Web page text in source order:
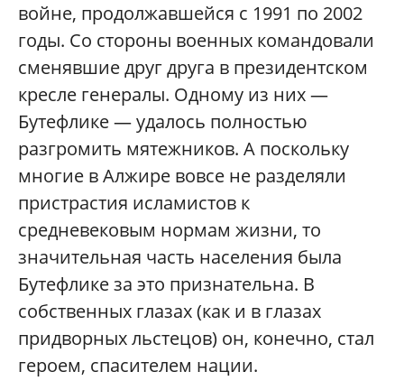
войне, продолжавшейся с 1991 по 2002
годы. Со стороны военных командовали
сменявшие друг друга в президентском
кресле генералы. Одному из них —
Бутефлике — удалось полностью
разгромить мятежников. А поскольку
многие в Алжире вовсе не разделяли
пристрастия исламистов к
средневековым нормам жизни, то
значительная часть населения была
Бутефлике за это признательна. В
собственных глазах (как и в глазах
придворных льстецов) он, конечно, стал
героем, спасителем нации.